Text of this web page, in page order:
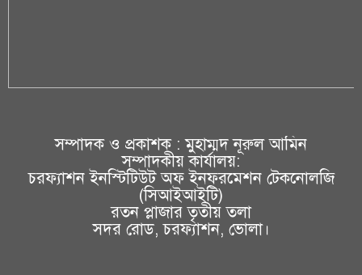
সম্পাদক ও প্রকাশক : মুহাম্মদ নূরুল আমিন
সম্পাদকীয় কার্যালয়:
চরফ্যাশন ইনস্টিটিউট অফ ইনফরমেশন টেকনোলজি
(সিআইআইটি)
রতন প্লাজার তৃতীয় তলা
সদর রোড, চরফ্যাশন, ভোলা।